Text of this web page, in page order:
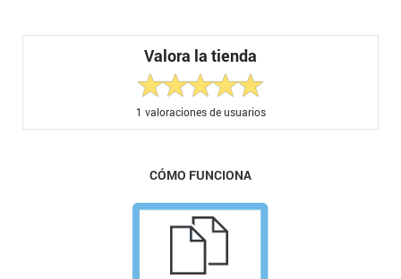
Valora la tienda
1 valoraciones de usuarios
CÓMO FUNCIONA